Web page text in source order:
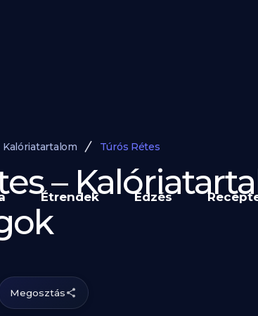
Étrendek Edzés
Kalóriatartalom Túrós Rétes
–
Megosztás